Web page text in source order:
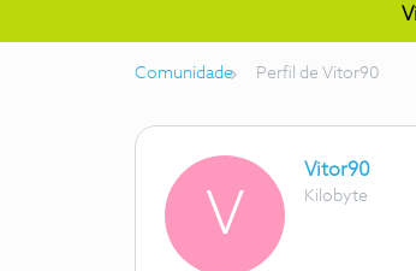
Comunidade Perfil de Vitor90
V
Vitor90
Kilobyte